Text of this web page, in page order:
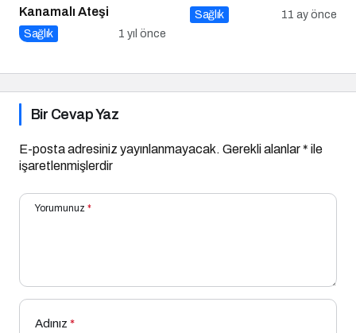
Kanamalı Ateşi
Sağlık 1 yıl önce
Sağlık 11 ay önce
Bir Cevap Yaz
E-posta adresiniz yayınlanmayacak. Gerekli alanlar* ile
işaretlenmişlerdir
Yorumunuz *
Adınız *